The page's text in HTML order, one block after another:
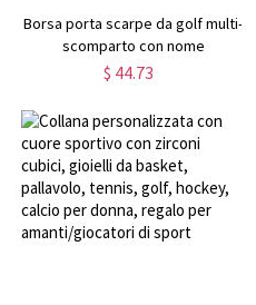
Borsa porta scarpe da golf multi-
scomparto con nome
personalizzato, pallina da golf e
regalo di compleanno per amanti
del golf, giocatori e allenatori.
$ 44.73